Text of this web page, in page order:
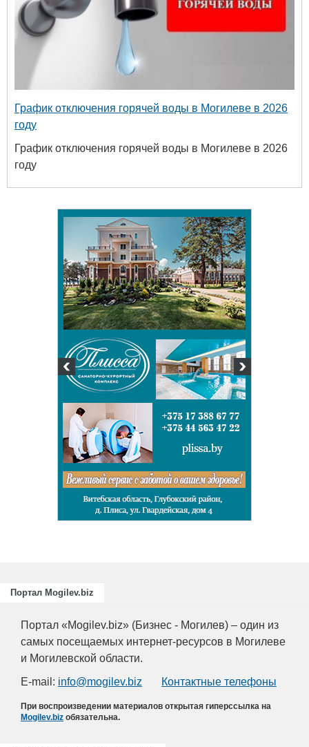
График отключения горячей воды в Могилеве в 2026
году
График отключения горячей воды в Могилеве в 2026
году
Портал Mogilev.biz
Портал «Mogilev.biz» (Бизнес - Могилев) – один из
самых посещаемых интернет-ресурсов в Могилеве
и Могилевской области.
E-mail: info@mogilev.biz Контактные телефоны
При воспроизведении материалов открытая гиперссылка на
Mogilev.biz обязательна.